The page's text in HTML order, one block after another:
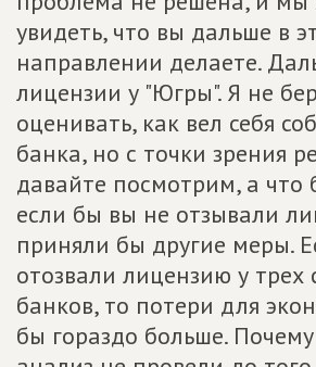
увидеть, что вы дальше в
направлении делаете.
лицензии у "Югры". Я не
оценивать, как вел себя
банка, но с точки зрения
давайте посмотрим, а что
если бы вы не отзывали
приняли бы другие меры.
отозвали лицензию у
банков, то потери для
бы гораздо больше.